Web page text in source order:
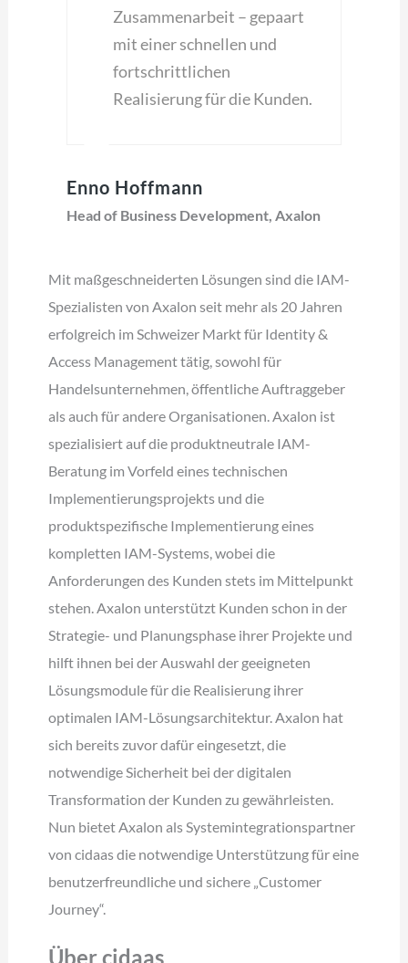
Zusammenarbeit – gepaart
mit einer schnellen und
fortschrittlichen
Realisierung für die Kunden.
Enno Hoffmann
Head of Business Development, Axalon
Mit maßgeschneiderten Lösungen sind die IAM-
Spezialisten von Axalon seit mehr als 20 Jahren
erfolgreich im Schweizer Markt für Identity &
Access Management tätig, sowohl für
Handelsunternehmen, öffentliche Auftraggeber
als auch für andere Organisationen. Axalon ist
spezialisiert auf die produktneutrale IAM-
Beratung im Vorfeld eines technischen
Implementierungsprojekts und die
produktspezifische Implementierung eines
kompletten IAM-Systems, wobei die
Anforderungen des Kunden stets im Mittelpunkt
stehen. Axalon unterstützt Kunden schon in der
Strategie- und Planungsphase ihrer Projekte und
hilft ihnen bei der Auswahl der geeigneten
Lösungsmodule für die Realisierung ihrer
optimalen IAM-Lösungsarchitektur. Axalon hat
sich bereits zuvor dafür eingesetzt, die
notwendige Sicherheit bei der digitalen
Transformation der Kunden zu gewährleisten.
Nun bietet Axalon als Systemintegrationspartner
von cidaas die notwendige Unterstützung für eine
benutzerfreundliche und sichere „Customer
Journey“.
Über cidaas